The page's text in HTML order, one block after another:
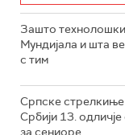
Зашто
Мундијала и шта
с тим
Српске стрелкиње
Србији 13.
за сениоре